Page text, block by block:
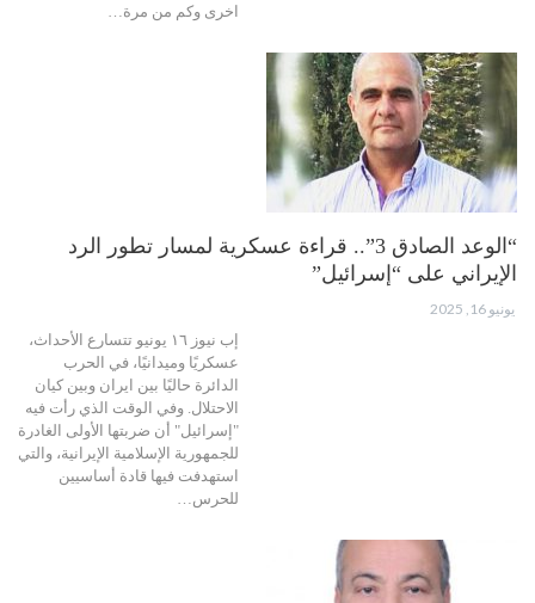
اخرى وكم من مرة…
“الوعد الصادق 3”.. قراءة عسكرية لمسار تطور الرد
الإيراني على “إسرائيل”
يونيو 16, 2025
إب نيوز ١٦ يونيو تتسارع الأحداث،
عسكريًا وميدانيًا، في الحرب
الدائرة حاليًا بين ايران وبين كيان
الاحتلال. وفي الوقت الذي رأت فيه
"إسرائيل" أن ضربتها الأولى الغادرة
للجمهورية الإسلامية الإيرانية، والتي
استهدفت فيها قادة أساسيين
للحرس…